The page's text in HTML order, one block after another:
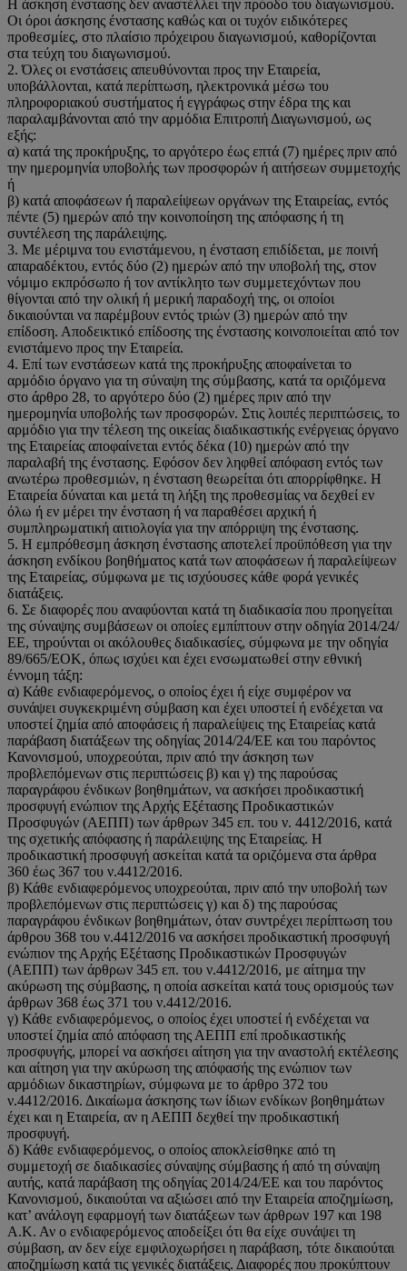
Η άσκηση ένστασης δεν αναστέλλει την πρόοδο του διαγωνισμού.
Οι όροι άσκησης ένστασης καθώς και οι τυχόν ειδικότερες
προθεσμίες, στο πλαίσιο πρόχειρου διαγωνισμού, καθορίζονται
στα τεύχη του διαγωνισμού.
2. Όλες οι ενστάσεις απευθύνονται προς την Εταιρεία,
υποβάλλονται, κατά περίπτωση, ηλεκτρονικά μέσω του
πληροφοριακού συστήματος ή εγγράφως στην έδρα της και
παραλαμβάνονται από την αρμόδια Επιτροπή Διαγωνισμού, ως
εξής:
α) κατά της προκήρυξης, το αργότερο έως επτά (7) ημέρες πριν από
την ημερομηνία υποβολής των προσφορών ή αιτήσεων συμμετοχής
ή
β) κατά αποφάσεων ή παραλείψεων οργάνων της Εταιρείας, εντός
πέντε (5) ημερών από την κοινοποίηση της απόφασης ή τη
συντέλεση της παράλειψης.
3. Με μέριμνα του ενιστάμενου, η ένσταση επιδίδεται, με ποινή
απαραδέκτου, εντός δύο (2) ημερών από την υποβολή της, στον
νόμιμο εκπρόσωπο ή τον αντίκλητο των συμμετεχόντων που
θίγονται από την ολική ή μερική παραδοχή της, οι οποίοι
δικαιούνται να παρέμβουν εντός τριών (3) ημερών από την
επίδοση. Αποδεικτικό επίδοσης της ένστασης κοινοποιείται από τον
ενιστάμενο προς την Εταιρεία.
4. Επί των ενστάσεων κατά της προκήρυξης αποφαίνεται το
αρμόδιο όργανο για τη σύναψη της σύμβασης, κατά τα οριζόμενα
στο άρθρο 28, το αργότερο δύο (2) ημέρες πριν από την
ημερομηνία υποβολής των προσφορών. Στις λοιπές περιπτώσεις, το
αρμόδιο για την τέλεση της οικείας διαδικαστικής ενέργειας όργανο
της Εταιρείας αποφαίνεται εντός δέκα (10) ημερών από την
παραλαβή της ένστασης. Εφόσον δεν ληφθεί απόφαση εντός των
ανωτέρω προθεσμιών, η ένσταση θεωρείται ότι απορρίφθηκε. Η
Εταιρεία δύναται και μετά τη λήξη της προθεσμίας να δεχθεί εν
όλω ή εν μέρει την ένσταση ή να παραθέσει αρχική ή
συμπληρωματική αιτιολογία για την απόρριψη της ένστασης.
5. Η εμπρόθεσμη άσκηση ένστασης αποτελεί προϋπόθεση για την
άσκηση ενδίκου βοηθήματος κατά των αποφάσεων ή παραλείψεων
της Εταιρείας, σύμφωνα με τις ισχύουσες κάθε φορά γενικές
διατάξεις.
6. Σε διαφορές που αναφύονται κατά τη διαδικασία που προηγείται
της σύναψης συμβάσεων οι οποίες εμπίπτουν στην οδηγία 2014/24/
ΕΕ, τηρούνται οι ακόλουθες διαδικασίες, σύμφωνα με την οδηγία
89/665/ΕΟΚ, όπως ισχύει και έχει ενσωματωθεί στην εθνική
έννομη τάξη:
α) Κάθε ενδιαφερόμενος, ο οποίος έχει ή είχε συμφέρον να
συνάψει συγκεκριμένη σύμβαση και έχει υποστεί ή ενδέχεται να
υποστεί ζημία από αποφάσεις ή παραλείψεις της Εταιρείας κατά
παράβαση διατάξεων της οδηγίας 2014/24/ΕΕ και του παρόντος
Κανονισμού, υποχρεούται, πριν από την άσκηση των
προβλεπόμενων στις περιπτώσεις β) και γ) της παρούσας
παραγράφου ένδικων βοηθημάτων, να ασκήσει προδικαστική
προσφυγή ενώπιον της Αρχής Εξέτασης Προδικαστικών
Προσφυγών (ΑΕΠΠ) των άρθρων 345 επ. του ν. 4412/2016, κατά
της σχετικής απόφασης ή παράλειψης της Εταιρείας. Η
προδικαστική προσφυγή ασκείται κατά τα οριζόμενα στα άρθρα
360 έως 367 του ν.4412/2016.
β) Κάθε ενδιαφερόμενος υποχρεούται, πριν από την υποβολή των
προβλεπόμενων στις περιπτώσεις γ) και δ) της παρούσας
παραγράφου ένδικων βοηθημάτων, όταν συντρέχει περίπτωση του
άρθρου 368 του ν.4412/2016 να ασκήσει προδικαστική προσφυγή
ενώπιον της Αρχής Εξέτασης Προδικαστικών Προσφυγών
(ΑΕΠΠ) των άρθρων 345 επ. του ν.4412/2016, με αίτημα την
ακύρωση της σύμβασης, η οποία ασκείται κατά τους ορισμούς των
άρθρων 368 έως 371 του ν.4412/2016.
γ) Κάθε ενδιαφερόμενος, ο οποίος έχει υποστεί ή ενδέχεται να
υποστεί ζημία από απόφαση της ΑΕΠΠ επί προδικαστικής
προσφυγής, μπορεί να ασκήσει αίτηση για την αναστολή εκτέλεσης
και αίτηση για την ακύρωση της απόφασής της ενώπιον των
αρμόδιων δικαστηρίων, σύμφωνα με το άρθρο 372 του
ν.4412/2016. Δικαίωμα άσκησης των ίδιων ενδίκων βοηθημάτων
έχει και η Εταιρεία, αν η ΑΕΠΠ δεχθεί την προδικαστική
προσφυγή.
δ) Κάθε ενδιαφερόμενος, ο οποίος αποκλείσθηκε από τη
συμμετοχή σε διαδικασίες σύναψης σύμβασης ή από τη σύναψη
αυτής, κατά παράβαση της οδηγίας 2014/24/ΕΕ και του παρόντος
Κανονισμού, δικαιούται να αξιώσει από την Εταιρεία αποζημίωση,
κατ’ ανάλογη εφαρμογή των διατάξεων των άρθρων 197 και 198
Α.Κ. Αν ο ενδιαφερόμενος αποδείξει ότι θα είχε συνάψει τη
σύμβαση, αν δεν είχε εμφιλοχωρήσει η παράβαση, τότε δικαιούται
αποζημίωση κατά τις γενικές διατάξεις. Διαφορές που προκύπτουν